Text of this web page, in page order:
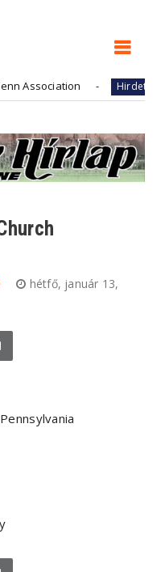
Hirdető
hétfő, január 13,